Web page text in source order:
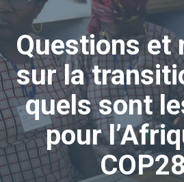
Questions et
sur la
quels sont
pour